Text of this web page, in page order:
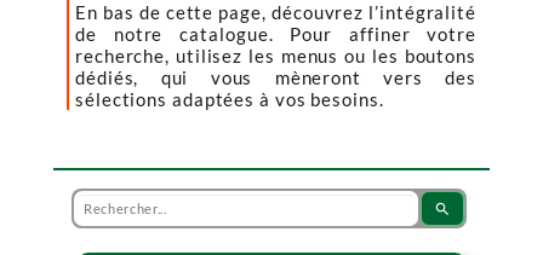
En bas de cette page, découvrez l’intégralité
de notre catalogue. Pour affiner votre
recherche, utilisez les menus ou les boutons
dédiés, qui vous mèneront vers des
sélections adaptées à vos besoins.
search